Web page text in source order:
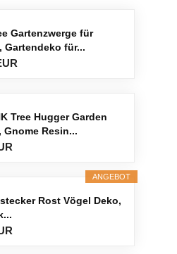
Gartenzwerge für
Gartendeko für...
Tree Hugger Garden
Gnome Resin...
ANGEBOT
Rost Vögel Deko,